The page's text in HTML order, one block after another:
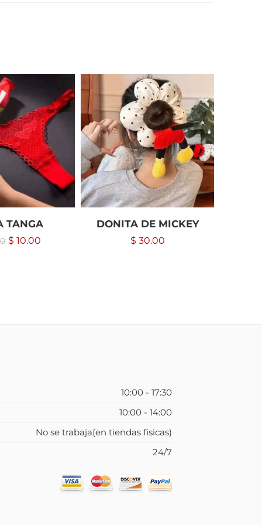
TANGA
$ 10.00
DONITA DE MICKEY
$ 30.00
10:00 - 17:30
10:00 - 14:00
No se trabaja(en tiendas fisicas)
24/7